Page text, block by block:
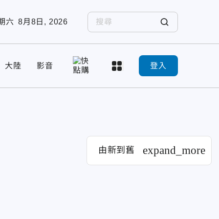
六 8月8日, 2026
大陸 影音 登入
由新到舊 expand_more